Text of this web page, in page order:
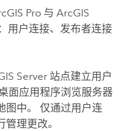
Pro与 ArcGIS
用户连接、发布者连接
Server站点建立用户
面应用程序浏览服务器
图中。 仅通过用户连
理更改。